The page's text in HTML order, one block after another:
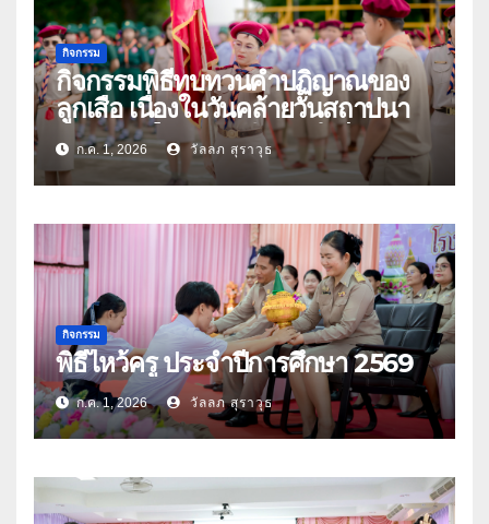
กิจกรรม
กิจกรรมพิธีทบทวนคำปฏิญาณของ
ลูกเสือ เนื่องในวันคล้ายวันสถาปนา
คณะลูกเสือแห่งชาติ ประจำปี 2569
ก.ค. 1, 2026 วัลลภ สุราวุธ
กิจกรรม
พิธีไหว้ครู ประจำปีการศึกษา 2569
ก.ค. 1, 2026 วัลลภ สุราวุธ